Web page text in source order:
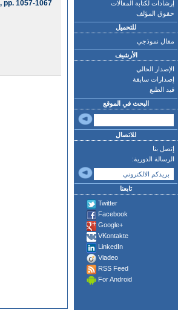
pp. 1057-1067
إرشادات لكتابة المقالات
حقوق المؤلف
للتحميل
مقال نموذجي
الأرشيف
الإصدار الحالي
إصدارات سابقة
قيد الطبع
البحث في الموقع
للاتصال
إتصل بنا
الرسالة الدورية:
تابعنا
Twitter
Facebook
Google+
VKontakte
LinkedIn
Viadeo
RSS Feed
For Android